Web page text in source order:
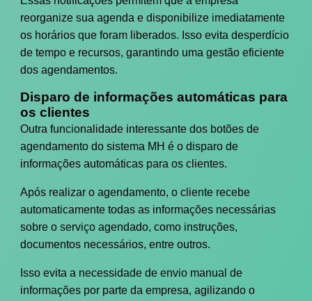
reorganize sua agenda e disponibilize imediatamente
os horários que foram liberados. Isso evita desperdício
de tempo e recursos, garantindo uma gestão eficiente
dos agendamentos.
Disparo de informações automáticas para
os clientes
Outra funcionalidade interessante dos botões de
agendamento do sistema MH é o disparo de
informações automáticas para os clientes.
Após realizar o agendamento, o cliente recebe
automaticamente todas as informações necessárias
sobre o serviço agendado, como instruções,
documentos necessários, entre outros.
Isso evita a necessidade de envio manual de
informações por parte da empresa, agilizando o